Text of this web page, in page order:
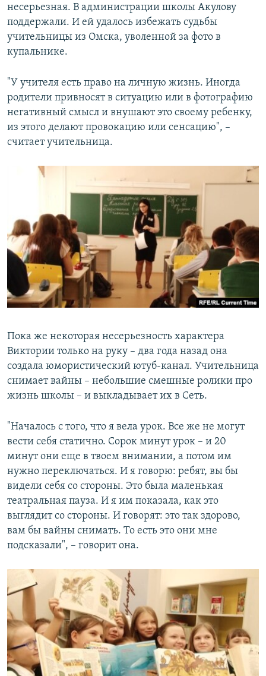
несерьезная. В администрации школы Акулову
поддержали. И ей удалось избежать судьбы
учительницы из Омска, уволенной за фото в
купальнике.
"У учителя есть право на личную жизнь. Иногда
родители привносят в ситуацию или в фотографию
негативный смысл и внушают это своему ребенку,
из этого делают провокацию или сенсацию", –
считает учительница.
Пока же некоторая несерьезность характера
Виктории только на руку – два года назад она
создала юмористический ютуб-канал. Учительница
снимает вайны – небольшие смешные ролики про
жизнь школы – и выкладывает их в Сеть.
"Началось с того, что я вела урок. Все же не могут
вести себя статично. Сорок минут урок – и 20
минут они еще в твоем внимании, а потом им
нужно переключаться. И я говорю: ребят, вы бы
видели себя со стороны. Это была маленькая
театральная пауза. И я им показала, как это
выглядит со стороны. И говорят: это так здорово,
вам бы вайны снимать. То есть это они мне
подсказали", – говорит она.